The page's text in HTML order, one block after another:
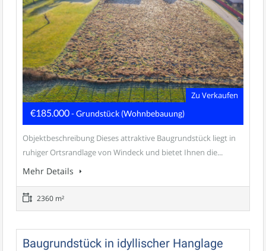
Zu Verkaufen
€185.000- Grundstück (Wohnbebauung)
Objektbeschreibung Dieses attraktive Baugrundstück liegt in
ruhiger Ortsrandlage von Windeck und bietet Ihnen die...
Mehr Details
2360 m²
Baugrundstück in idyllischer Hanglage